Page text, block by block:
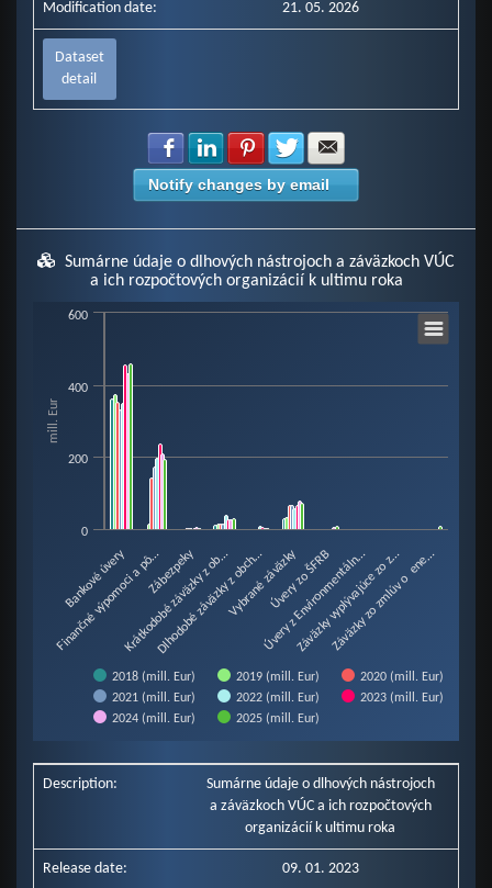
Modification date: 21. 05. 2026
Dataset
detail
Share with Facebook
Share with LinkedIn
Share with Pinterest
Share with Twitter
Notify changes by email
Sumárne údaje o dlhových nástrojoch a záväzkoch VÚC
a ich rozpočtových organizácií k ultimu roka
Chart
Bar chart with 8 data series.
View as data table, Chart
The chart has 1 X axis displaying categories.
The chart has 1 Y axis displaying mill. Eur. Data ranges from 0 to 460.73.
mill. Eur
2018 (mill. Eur) 2019 (mill. Eur)
2020 (mill. Eur)
2021 (mill. Eur)
2022 (mill. Eur)
2023 (mill. Eur)
2024 (mill. Eur)
2025 (mill. Eur)
Bankové úvery
Finančné výpomoci a pô…Zábezpeky
Krátkodobé záväzky z ob…
Dlhodobé záväzky z obch…Vybrané záväzkyÚvery zo ŠFRB
Úvery z Environmentáln…
Záväzky vyplývajúce zo z…
Záväzky zo zmlúv o ene…
0
200
400
600
Description:
Sumárne údaje o dlhových nástrojoch
a záväzkoch VÚC a ich rozpočtových
organizácií k ultimu roka
Release date: 09. 01. 2023